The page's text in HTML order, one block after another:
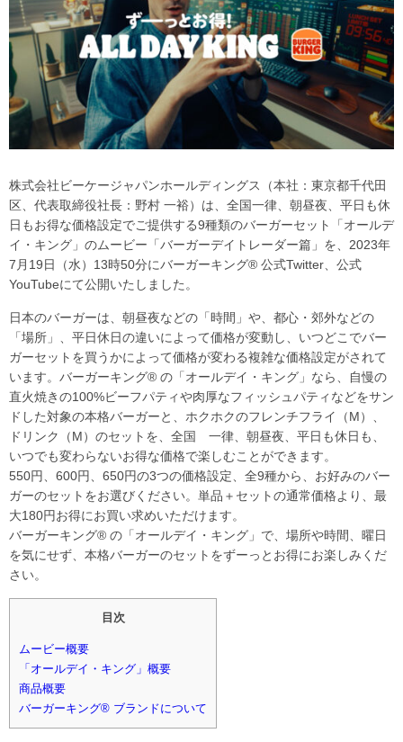
株式会社ビーケージャパンホールディングス（本社：東京都千代田
区、代表取締役社長：野村 一裕）は、全国一律、朝昼夜、平日も休
日もお得な価格設定でご提供する9種類のバーガーセット「オールデ
イ・キング」のムービー「バーガーデイトレーダー篇」を、2023年
7月19日（水）13時50分にバーガーキング® 公式Twitter、公式
YouTubeにて公開いたしました。
日本のバーガーは、朝昼夜などの「時間」や、都心・郊外などの
「場所」、平日休日の違いによって価格が変動し、いつどこでバー
ガーセットを買うかによって価格が変わる複雑な価格設定がされて
います。バーガーキング® の「オールデイ・キング」なら、自慢の
直火焼きの100%ビーフパティや肉厚なフィッシュパティなどをサン
ドした対象の本格バーガーと、ホクホクのフレンチフライ（M）、
ドリンク（M）のセットを、全国 一律、朝昼夜、平日も休日も、
いつでも変わらないお得な価格で楽しむことができます。
550円、600円、650円の3つの価格設定、全9種から、お好みのバー
ガーのセットをお選びください。単品＋セットの通常価格より、最
大180円お得にお買い求めいただけます。
バーガーキング® の「オールデイ・キング」で、場所や時間、曜日
を気にせず、本格バーガーのセットをずーっとお得にお楽しみくだ
さい。
目次
ムービー概要
「オールデイ・キング」概要
商品概要
バーガーキング® ブランドについて